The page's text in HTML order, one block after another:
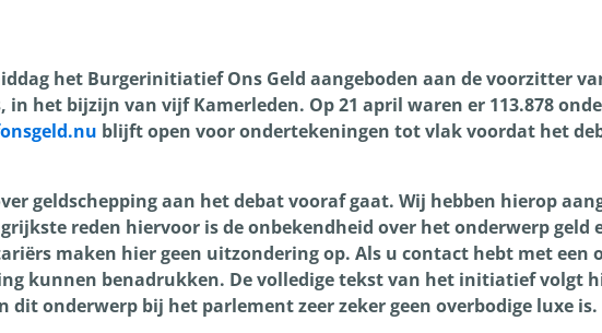
het Burgerinitiatief Ons Geld aangeboden aan de voorzitter
het bijzijn van vijf Kamerleden. Op 21 april waren er 113.878
blijft open voor ondertekeningen tot vlak voordat het
geldschepping aan het debat vooraf gaat. Wij hebben hierop
reden hiervoor is de onbekendheid over het onderwerp geld
maken hier geen uitzondering op. Als u contact hebt met een
kunnen benadrukken. De volledige tekst van het initiatief volgt
onderwerp bij het parlement zeer zeker geen overbodige luxe is.